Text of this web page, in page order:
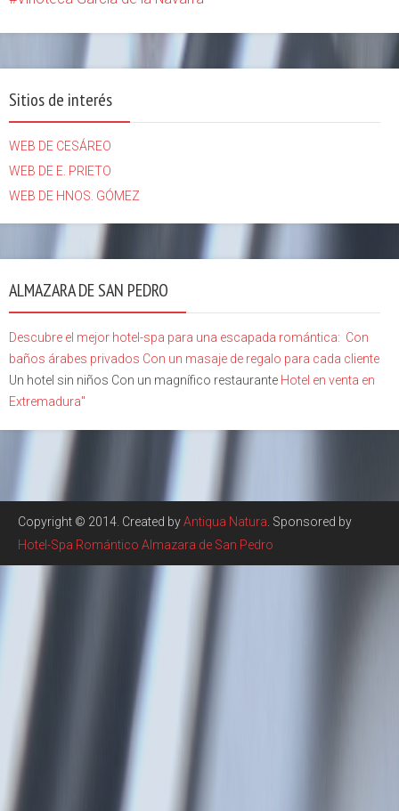
Sitios de interés
WEB DE CESÁREO
WEB DE E. PRIETO
WEB DE HNOS. GÓMEZ
ALMAZARA DE SAN PEDRO
Descubre el mejor hotel-spa para una escapada romántica: Con
baños árabes privados Con un masaje de regalo para cada cliente
Un hotel sin niños Con un magnífico restaurante Hotel en venta en
Extremadura"
Copyright © 2014. Created byAntiqua Natura . Sponsored by
Hotel-Spa Romántico Almazara de San Pedro